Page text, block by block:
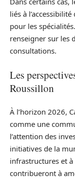
liés à
pour les
renseigner sur les
consultations.
Les
Roussillon
À l’horizon 2026,
comme une
l’attention des
initiatives de la
infrastructures et
contribueront à